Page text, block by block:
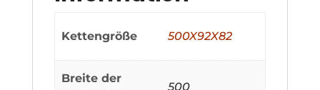
Kettengröße 500X92X82
Breite der
500